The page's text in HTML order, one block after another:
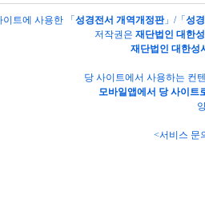
이트에 사용한 「 성경전서 개역개정판」/「 성
저작권은 재단법인 대한
재단법인 대한성
당 사이트에서 사용하는 컨
모바일앱에서 당 사이트
<서비스 문